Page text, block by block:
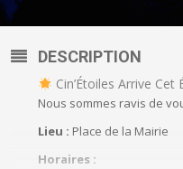
DESCRIPTION
Cin’Étoiles Arrive Cet
Nous sommes ravis de
Lieu : Place de la Mairie
Horaires :